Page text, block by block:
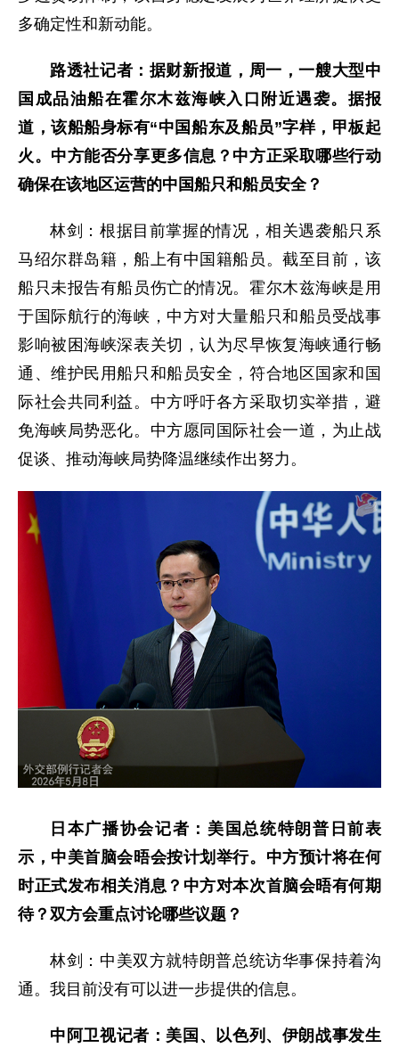
多确定性和新动能。
路透社记者：据财新报道，周一，一艘大型中
国成品油船在霍尔木兹海峡入口附近遇袭。据报
道，该船船身标有“中国船东及船员”字样，甲板起
火。中方能否分享更多信息？中方正采取哪些行动
确保在该地区运营的中国船只和船员安全？
林剑：根据目前掌握的情况，相关遇袭船只系
马绍尔群岛籍，船上有中国籍船员。截至目前，该
船只未报告有船员伤亡的情况。霍尔木兹海峡是用
于国际航行的海峡，中方对大量船只和船员受战事
影响被困海峡深表关切，认为尽早恢复海峡通行畅
通、维护民用船只和船员安全，符合地区国家和国
际社会共同利益。中方呼吁各方采取切实举措，避
免海峡局势恶化。中方愿同国际社会一道，为止战
促谈、推动海峡局势降温继续作出努力。
日本广播协会记者：美国总统特朗普日前表
示，中美首脑会晤会按计划举行。中方预计将在何
时正式发布相关消息？中方对本次首脑会晤有何期
待？双方会重点讨论哪些议题？
林剑：中美双方就特朗普总统访华事保持着沟
通。我目前没有可以进一步提供的信息。
中阿卫视记者：美国、以色列、伊朗战事发生